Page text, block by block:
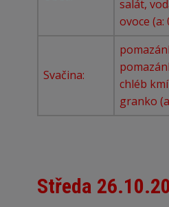
salát,
ovoce (a:
Svačina:
chléb
granko
Středa